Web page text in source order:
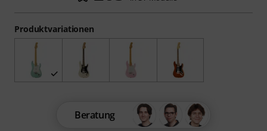
Produktvariationen
Beratung